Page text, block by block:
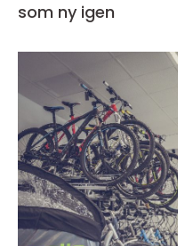
som ny igen